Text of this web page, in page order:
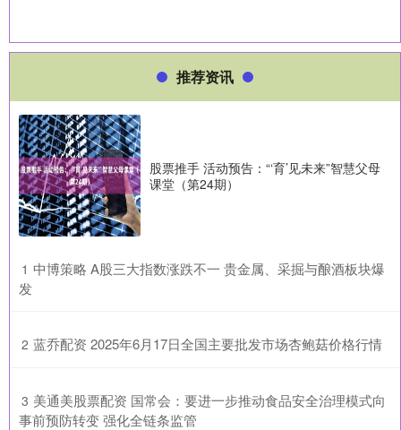
推荐资讯
股票推手 活动预告：“‘育’见未来”智慧父母
课堂（第24期）
1 ​中博策略 A股三大指数涨跌不一 贵金属、采掘与酿酒板块爆
发
2 ​蓝乔配资 2025年6月17日全国主要批发市场杏鲍菇价格行情
3 ​美通美股票配资 国常会：要进一步推动食品安全治理模式向
事前预防转变 强化全链条监管